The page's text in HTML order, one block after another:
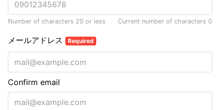
Number of characters 20 or less Current number of characters 0
メールアドレス Required
Confirm email